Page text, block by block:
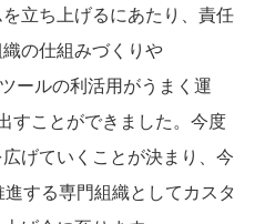
立ち上げるにあたり、責任
の仕組みづくりや
ールの利活用がうまく運
すことができました。今度
げていくことが決まり、今
する専門組織としてカスタ